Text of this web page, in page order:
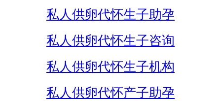
私人供卵代怀生子助孕
私人供卵代怀生子咨询
私人供卵代怀生子机构
私人供卵代怀产子助孕